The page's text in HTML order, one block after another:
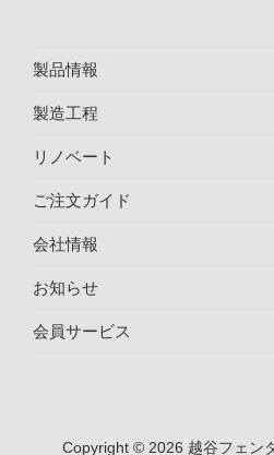
製品情報
製造工程
リノベート
ご注文ガイド
会社情報
お知らせ
会員サービス
Copyright © 2026 越谷フェン